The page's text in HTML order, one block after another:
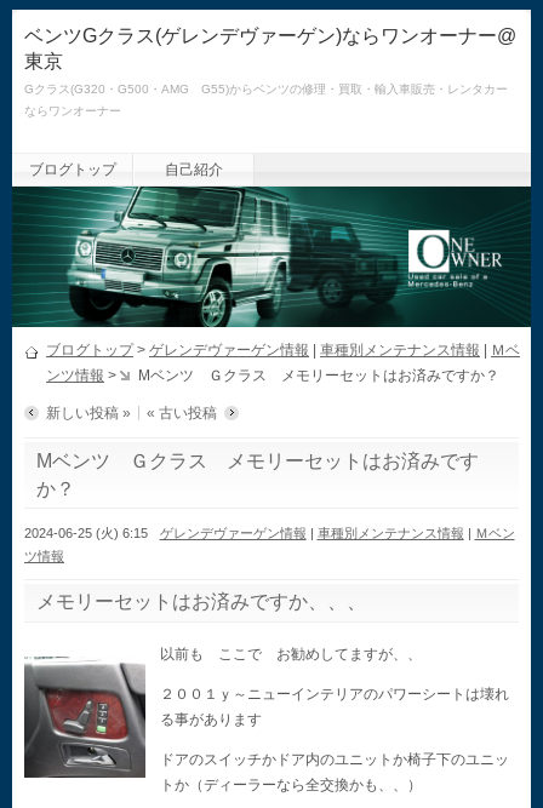
ベンツGクラス(ゲレンデヴァーゲン)ならワンオーナー@
東京
Gクラス(G320・G500・AMG G55)からベンツの修理・買取・輸入車販売・レンタカー
ならワンオーナー
ブログトップ 自己紹介
ブログトップ> ゲレンデヴァーゲン情報 車種別メンテナンス情報
Ｍベ
ンツ情報 > Mベンツ Ｇクラス メモリーセットはお済みですか？
新しい投稿 » « 古い投稿
Mベンツ Ｇクラス メモリーセットはお済みです
か？
2024-06-25 (火) 6:15 ゲレンデヴァーゲン情報 | 車種別メンテナンス情報 | Ｍベン
ツ情報
メモリーセットはお済みですか、、、
以前も ここで お勧めしてますが、、
２００１ｙ～ニューインテリアのパワーシートは壊れ
る事があります
ドアのスイッチかドア内のユニットか椅子下のユニッ
トか（ディーラーなら全交換かも、、）